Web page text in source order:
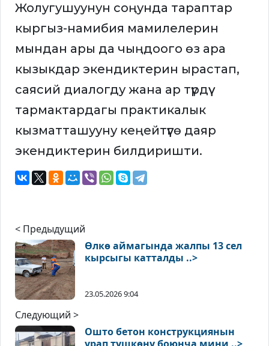
Жолугушуунун соңунда тараптар
кыргыз-намибия мамилелерин
мындан ары да чыңдоого өз ара
кызыкдар экендиктерин ырастап,
саясий диалогду жана ар түрдүү
тармактардагы практикалык
кызматташууну кеңейтүүгө даяр
экендиктерин билдиришти.
< Предыдущий
Өлкө аймагында жалпы 13 сел
кырсыгы катталды ..>
23.05.2026 9:04
Следующий >
Ошто бетон конструкциянын